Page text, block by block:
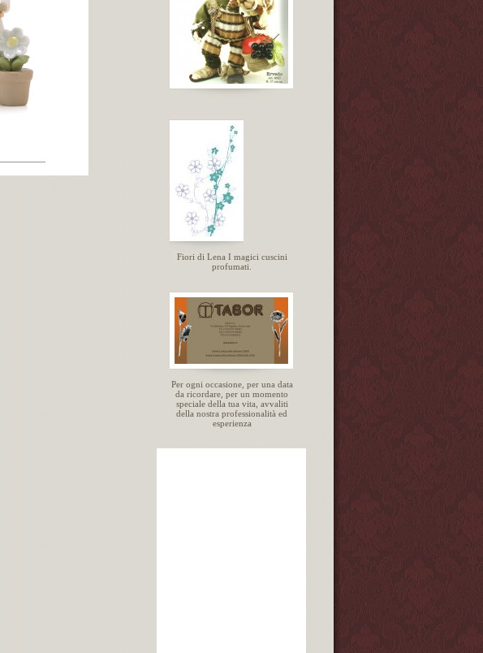
Fiori di Lena I magici cuscini
profumati.
Per ogni occasione, per una data
da ricordare, per un momento
speciale della tua vita, avvaliti
della nostra professionalità ed
esperienza